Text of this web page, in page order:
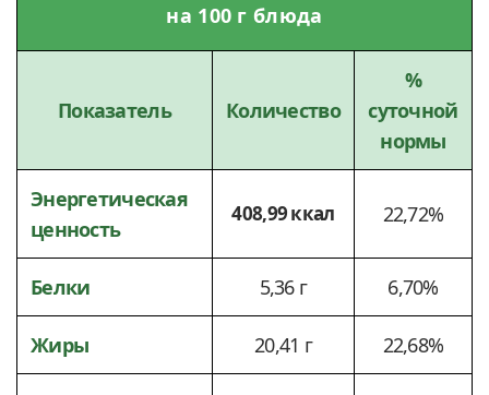
на 100 г блюда
Показатель Количество
%
суточной
нормы
Энергетическая
ценность
408,99 ккал 22,72%
Белки 5,36 г 6,70%
Жиры 20,41 г 22,68%